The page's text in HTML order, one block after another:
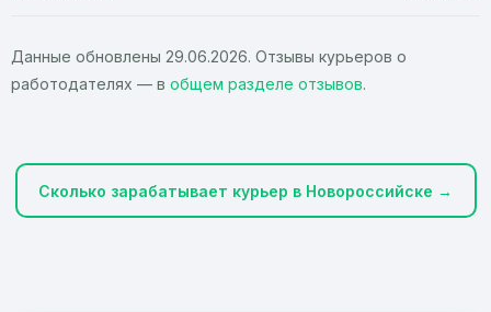
Данные обновлены 29.06.2026. Отзывы курьеров о
работодателях — в общем разделе отзывов.
Сколько зарабатывает курьер в Новороссийске →